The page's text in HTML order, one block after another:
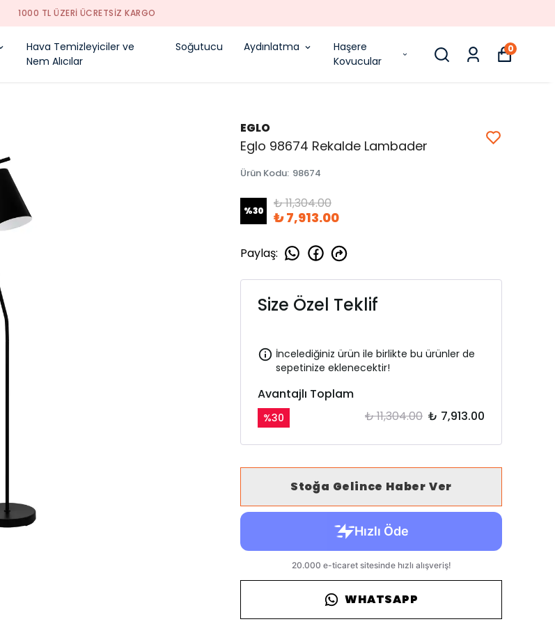
1000 TL ÜZERI ÜCRETSIZ KARGO
Hava Temizleyiciler ve
Nem Alıcılar
Soğutucu Aydınlatma
Haşere
Kovucular
0
EGLO
Eglo 98674 Rekalde Lambader
Ürün Kodu: 98674
%30 ₺ 11,304.00
₺ 7,913.00
Paylaş:
Size Özel Teklif
İncelediğiniz ürün ile birlikte bu ürünler de
sepetinize eklenecektir!
Avantajlı Toplam
%30 ₺ 11,304.00 ₺ 7,913.00
Stoğa Gelince Haber Ver
WHATSAPP